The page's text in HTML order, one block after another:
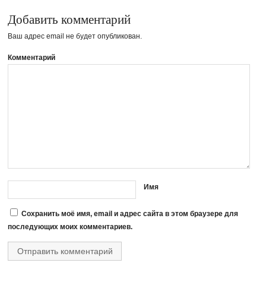
Добавить комментарий
Ваш адрес email не будет опубликован.
Комментарий
Имя
Сохранить моё имя, email и адрес сайта в этом браузере для
последующих моих комментариев.